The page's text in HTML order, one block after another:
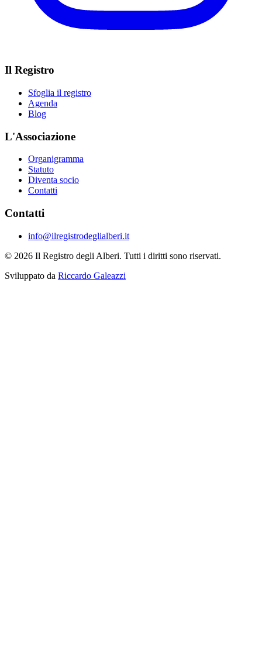
Il Registro
Sfoglia il registro
Agenda
Blog
L'Associazione
Organigramma
Statuto
Diventa socio
Contatti
Contatti
info@ilregistrodeglialberi.it
© 2026 Il Registro degli Alberi. Tutti i diritti sono riservati.
Sviluppato da Riccardo Galeazzi